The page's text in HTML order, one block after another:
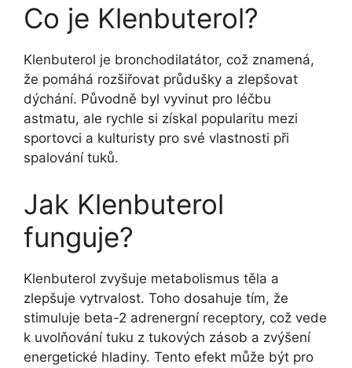
Co je Klenbuterol?
Klenbuterol je bronchodilatátor, což znamená,
že pomáhá rozšiřovat průdušky a zlepšovat
dýchání. Původně byl vyvinut pro léčbu
astmatu, ale rychle si získal popularitu mezi
sportovci a kulturisty pro své vlastnosti při
spalování tuků.
Jak Klenbuterol
funguje?
Klenbuterol zvyšuje metabolismus těla a
zlepšuje vytrvalost. Toho dosahuje tím, že
stimuluje beta-2 adrenergní receptory, což vede
k uvolňování tuku z tukových zásob a zvýšení
energetické hladiny. Tento efekt může být pro